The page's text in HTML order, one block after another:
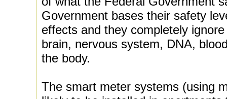
Government bases their safety
effects and they completely
brain, nervous system, DNA,
the body.
The smart meter systems (using